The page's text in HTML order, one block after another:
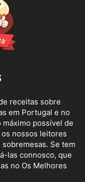
receitas sobre
em Portugal e no
possível de
nossos leitores
Se tem
las connosco, que
no Os Melhores